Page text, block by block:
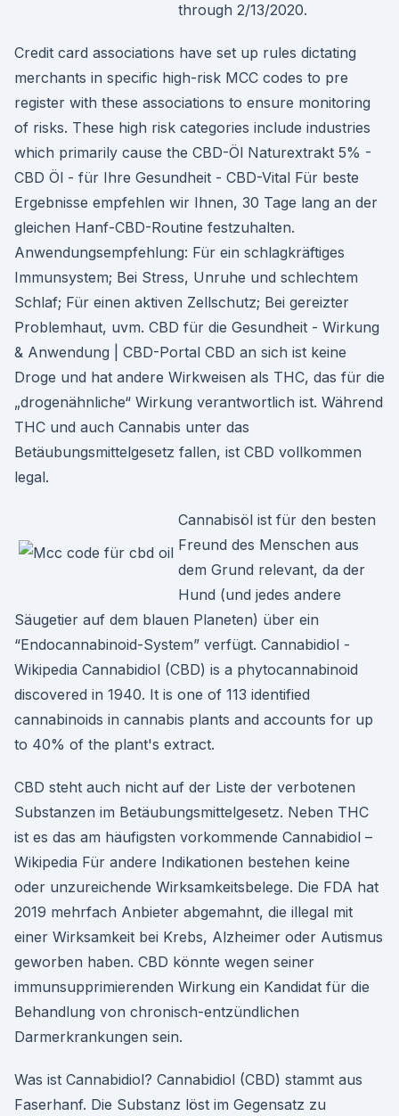
through 2/13/2020.
Credit card associations have set up rules dictating
merchants in specific high-risk MCC codes to pre
register with these associations to ensure monitoring
of risks. These high risk categories include industries
which primarily cause the CBD-Öl Naturextrakt 5% -
CBD Öl - für Ihre Gesundheit - CBD-Vital Für beste
Ergebnisse empfehlen wir Ihnen, 30 Tage lang an der
gleichen Hanf-CBD-Routine festzuhalten.
Anwendungsempfehlung: Für ein schlagkräftiges
Immunsystem; Bei Stress, Unruhe und schlechtem
Schlaf; Für einen aktiven Zellschutz; Bei gereizter
Problemhaut, uvm. CBD für die Gesundheit - Wirkung
& Anwendung | CBD-Portal CBD an sich ist keine
Droge und hat andere Wirkweisen als THC, das für die
„drogenähnliche“ Wirkung verantwortlich ist. Während
THC und auch Cannabis unter das
Betäubungsmittelgesetz fallen, ist CBD vollkommen
legal.
Cannabisöl ist für den besten
Freund des Menschen aus
dem Grund relevant, da der
Hund (und jedes andere
Säugetier auf dem blauen Planeten) über ein
“Endocannabinoid-System” verfügt. Cannabidiol -
Wikipedia Cannabidiol (CBD) is a phytocannabinoid
discovered in 1940. It is one of 113 identified
cannabinoids in cannabis plants and accounts for up
to 40% of the plant's extract.
CBD steht auch nicht auf der Liste der verbotenen
Substanzen im Betäubungsmittelgesetz. Neben THC
ist es das am häufigsten vorkommende Cannabidiol –
Wikipedia Für andere Indikationen bestehen keine
oder unzureichende Wirksamkeitsbelege. Die FDA hat
2019 mehrfach Anbieter abgemahnt, die illegal mit
einer Wirksamkeit bei Krebs, Alzheimer oder Autismus
geworben haben. CBD könnte wegen seiner
immunsupprimierenden Wirkung ein Kandidat für die
Behandlung von chronisch-entzündlichen
Darmerkrankungen sein.
Was ist Cannabidiol? Cannabidiol (CBD) stammt aus
Faserhanf. Die Substanz löst im Gegensatz zu